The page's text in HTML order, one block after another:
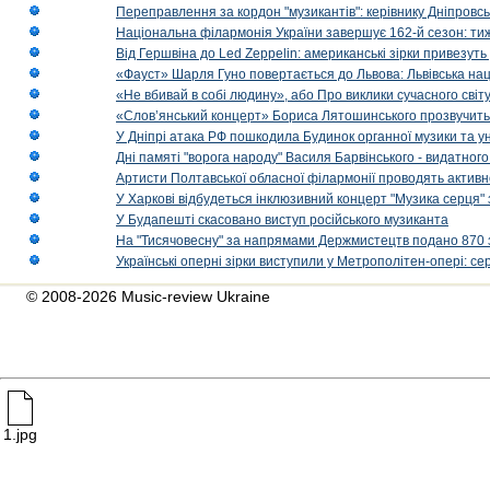
Переправлення за кордон "музикантів": керівнику
Національна філармонія України завершує 162-й сезон:
Від Гершвіна до Led Zeppelin: американські зірки
«Фауст» Шарля Гуно повертається до Львова: Львівська
«Не вбивай в собі людину», або Про виклики сучасного світу
«Слов’янський концерт» Бориса Лятошинського
У Дніпрі атака РФ пошкодила Будинок органної музики та
Дні памяті "ворога народу" Василя Барвінського -
Артисти Полтавської обласної філармонії проводять
У Харкові відбудеться інклюзивний концерт "Музика
У Будапешті скасовано виступ російського музиканта
На "Тисячовесну" за напрямами Держмистецтв подано 870
Українські оперні зірки виступили у Метрополітен-опері:
© 2008-2026 Music-review Ukraine
1.jpg